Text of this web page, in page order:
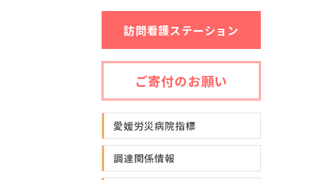
訪問看護ステーション
ご寄付のお願い
愛媛労災病院指標
調達関係情報